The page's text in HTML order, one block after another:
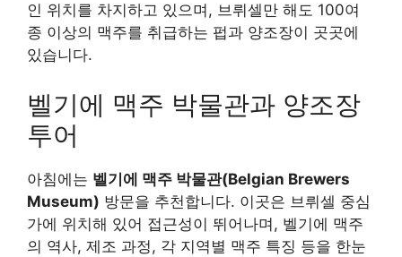
인 위치를 차지하고 있으며, 브뤼셀만 해도 100여
종 이상의 맥주를 취급하는 펍과 양조장이 곳곳에
있습니다.
벨기에 맥주 박물관과 양조장
투어
아침에는 벨기에 맥주 박물관(Belgian Brewers
Museum) 방문을 추천합니다. 이곳은 브뤼셀 중심
가에 위치해 있어 접근성이 뛰어나며, 벨기에 맥주
의 역사, 제조 과정, 각 지역별 맥주 특징 등을 한눈